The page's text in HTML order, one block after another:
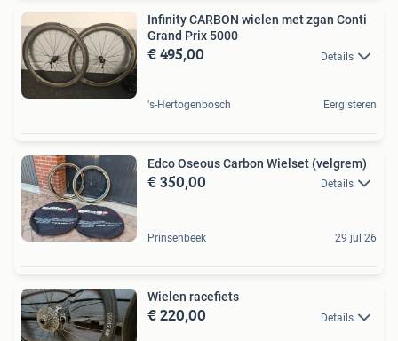
Infinity CARBON wielen met zgan Conti
Grand Prix 5000
€ 495,00 Details
's-Hertogenbosch Eergisteren
Edco Oseous Carbon Wielset (velgrem)
€ 350,00 Details
Prinsenbeek 29 jul 26
Wielen racefiets
€ 220,00 Details